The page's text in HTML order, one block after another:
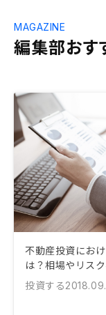
編集部おす
MAGAZINE
不動産投資にお
は？相場やリス
投資する